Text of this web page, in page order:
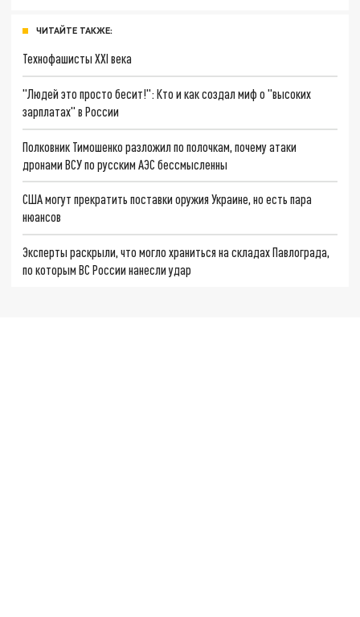
ЧИТАЙТЕ ТАКЖЕ:
Технофашисты XXI века
"Людей это просто бесит!": Кто и как создал миф о "высоких
зарплатах" в России
Полковник Тимошенко разложил по полочкам, почему атаки
дронами ВСУ по русским АЭС бессмысленны
США могут прекратить поставки оружия Украине, но есть пара
нюансов
Эксперты раскрыли, что могло храниться на складах Павлограда,
по которым ВС России нанесли удар